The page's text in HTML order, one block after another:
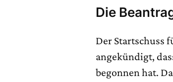
Die
Der Startschuss
angekündigt,
begonnen hat.